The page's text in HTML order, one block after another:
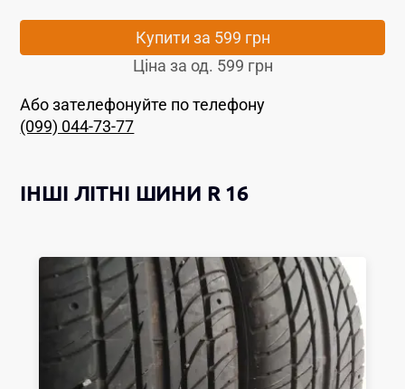
Купити за 599 грн
Ціна за од. 599 грн
Або зателефонуйте по телефону
(099) 044-73-77
ІНШІ ЛІТНІ ШИНИ R 16